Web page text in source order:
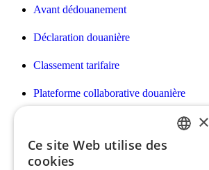
Avant dédouanement
Déclaration douanière
Classement tarifaire
Plateforme collaborative douanière
Déclarations Intrastat/EMEBI DES
Facturation des prestations douanières
×
Ce site Web utilise des
cookies